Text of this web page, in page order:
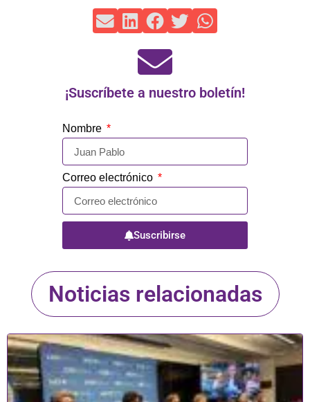
¡Suscríbete a nuestro boletín!
Nombre
Correo electrónico
Suscribirse
Noticias relacionadas